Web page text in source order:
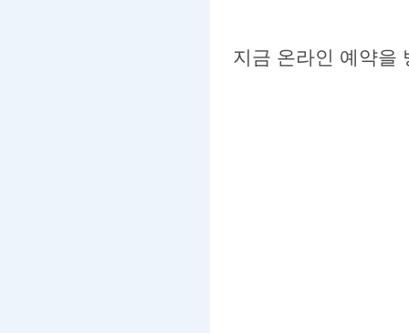
지금 온라인 예약을